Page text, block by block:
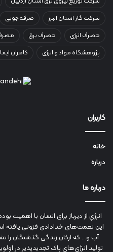
شرکت گاز استان البرز
صرفه‌جویی
مصرف انرژی
مصرف برق
پژوهشگاه مواد و انرژی
کامران
کاربران
خانه
درباره
درباره ما
انرژي‌ از دیرباز برای انسان با اهمیت
این نعمت‌های خدادادی فزونی
آب و... که ارکان زندگی گذشتگان را
تولید انرژی‌های پاک تجدیدپذیر در